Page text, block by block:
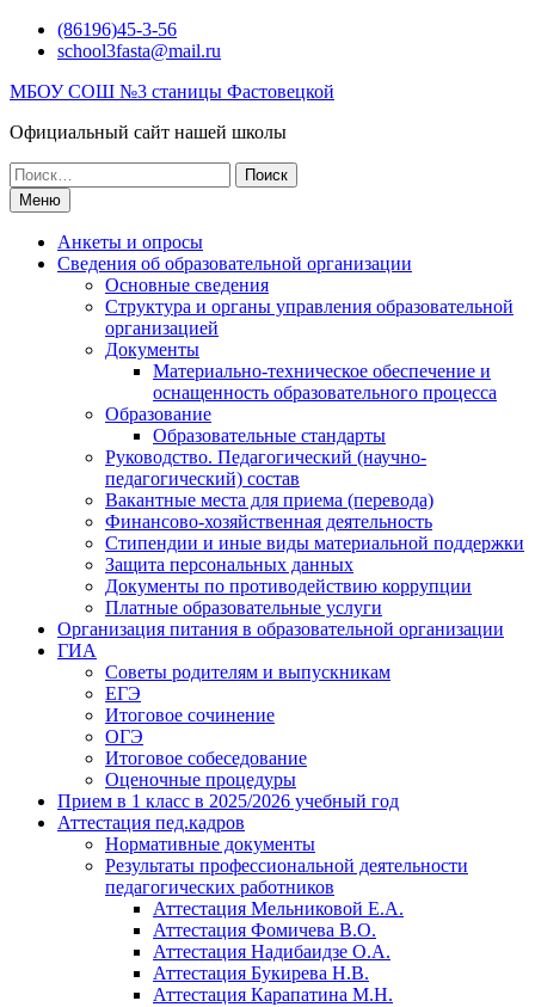
Перейти(86196)45-3-56
school3fasta@mail.ru
МБОУ СОШ №3 станицы Фастовецкой
Официальный сайт нашей школы
Поиск
по:Меню
Анкеты и опросы
Сведения об образовательной организации
Основные сведения
Структура и органы управления образовательной
организацией
Документы
Материально-техническое обеспечение и
оснащенность образовательного процесса
Образование
Образовательные стандарты
Руководство. Педагогический (научно-
педагогический) состав
Вакантные места для приема (перевода)
Финансово-хозяйственная деятельность
Стипендии и иные виды материальной поддержки
Защита персональных данных
Документы по противодействию коррупции
Платные образовательные услуги
Организация питания в образовательной организации
ГИА
Советы родителям и выпускникам
ЕГЭ
Итоговое сочинение
ОГЭ
Итоговое собеседование
Оценочные процедуры
Прием в 1 класс в 2025/2026 учебный год
Аттестация пед.кадров
Нормативные документы
Результаты профессиональной деятельности
педагогических работников
Аттестация Мельниковой Е.А.
Аттестация Фомичева В.О.
Аттестация Надибаидзе О.А.
Аттестация Букирева Н.В.
Аттестация Карапатина М.Н.